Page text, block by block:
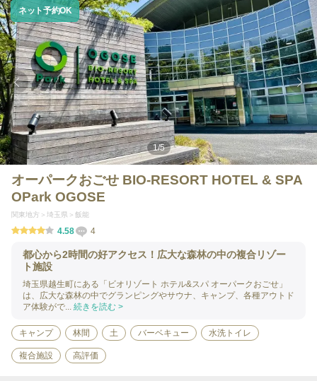
1/5
ネット予約OK
オーパークおごせ BIO-RESORT HOTEL & SPA
OPark OGOSE
関東地方 埼玉県 飯能
4.58 4
都心から2時間の好アクセス！広大な森林の中の複合リゾー
ト施設
埼玉県越生町にある「ビオリゾート ホテル&スパ オーパークおごせ」
は、広大な森林の中でグランピングやサウナ、キャンプ、各種アウトド
ア体験がで... 続きを読む >
キャンプ 林間 土 バーベキュー 水洗トイレ
複合施設 高評価